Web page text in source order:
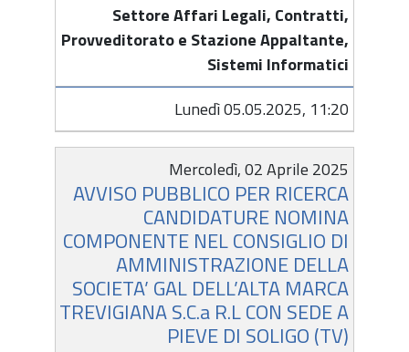
Settore Affari Legali, Contratti,
Provveditorato e Stazione Appaltante,
Sistemi Informatici
Lunedì 05.05.2025, 11:20
Mercoledì, 02 Aprile 2025
AVVISO PUBBLICO PER RICERCA
CANDIDATURE NOMINA
COMPONENTE NEL CONSIGLIO DI
AMMINISTRAZIONE DELLA
SOCIETA’ GAL DELL’ALTA MARCA
TREVIGIANA S.C.a R.L CON SEDE A
PIEVE DI SOLIGO (TV)